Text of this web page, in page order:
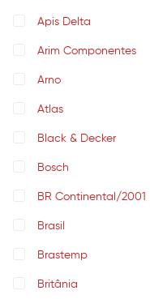
Apis Delta
Arim Componentes
Arno
Atlas
Black & Decker
Bosch
BR Continental/2001
Brasil
Brastemp
Britânia